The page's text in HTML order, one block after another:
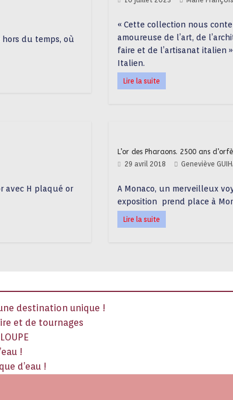
du temps, où
« Cette collection nous
amoureuse de l’art, de
faire et de l’artisanat italien
Italien.
Lire la suite
avec H plaqué or
L’or des Pharaons. 2500 ans
29 avril 2018 Geneviève
A Monaco, un merveilleux
exposition prend place à
Lire la suite
destination unique !
et de tournages
!
d’eau !